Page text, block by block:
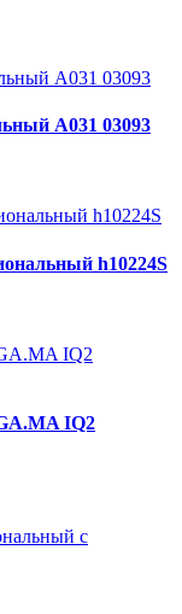
A031 03093
h10224S
IQ2